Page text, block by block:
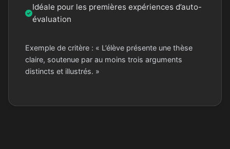
Idéale pour les premières expériences d’auto-
évaluation
Exemple de critère : « L’élève présente une thèse
claire, soutenue par au moins trois arguments
distincts et illustrés. »